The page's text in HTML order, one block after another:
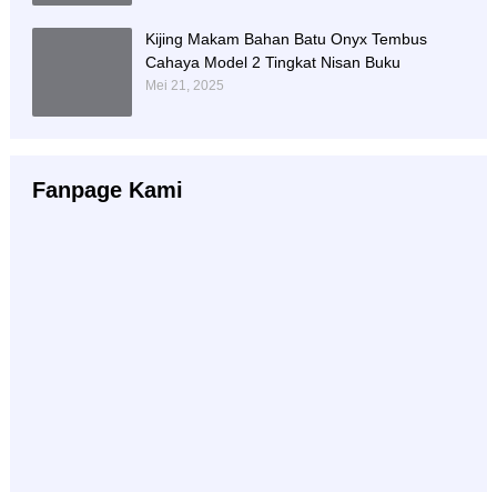
Kijing Makam Bahan Batu Onyx Tembus
Cahaya Model 2 Tingkat Nisan Buku
Mei 21, 2025
Fanpage Kami